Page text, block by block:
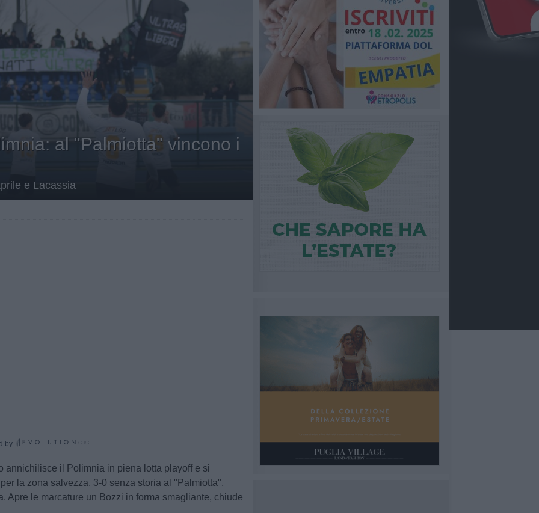
al "Palmiotta" vincono i
e Lacassia
by
annichilisce il Polimnia in piena lotta playoff e si
la zona salvezza. 3-0 senza storia al "Palmiotta",
Apre le marcature un Bozzi in forma smagliante, chiude